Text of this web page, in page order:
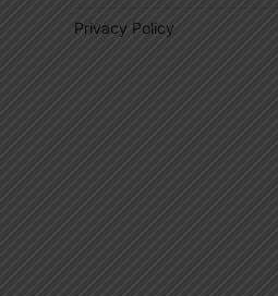
Privacy Policy